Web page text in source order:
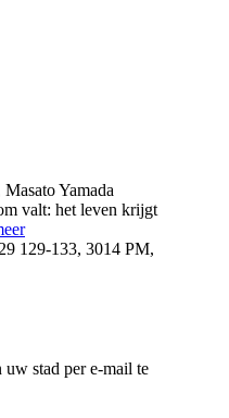
Masato Yamada
valt: het leven krijgt
129-133, 3014 PM,
stad per e-mail te